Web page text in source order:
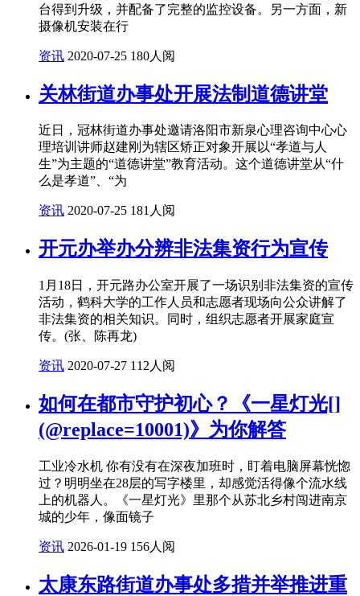
台得到升级，并配备了完整的监控设备。另一方面，新
摄像机安装在行
资讯 2020-07-25 180人阅
关林街道办事处开展法制道德讲堂
近日，冠林街道办事处邀请洛阳市新泉心理咨询中心心
理培训讲师赵建刚为辖区矫正对象开展以“孝道与人
生”为主题的“道德讲堂”教育活动。这个道德讲堂从“什
么是孝道”、“为
资讯 2020-07-25 181人阅
开元办举办分辨非法集资行为宣传
1月18日，开元路办公室开展了一场识别非法集资的宣传
活动，鹤科大学的工作人员和志愿者现场向公众讲解了
非法集资的相关知识。同时，组织志愿者开展家庭宣
传。(张、陈再龙)
资讯 2020-07-27 112人阅
如何在都市守护初心？《一星灯光[]
(@replace=10001)》为你解答
工业冷水机 你有没有在深夜加班时，盯着电脑屏幕恍惚
过？明明坐在28层的写字楼里，却感觉活得像个流水线
上的机器人。《一星灯光》里那个从苏北乡村闯进南京
城的少年，像面镜子
资讯 2026-01-19 156人阅
太康东路街道办事处多措并举推进重